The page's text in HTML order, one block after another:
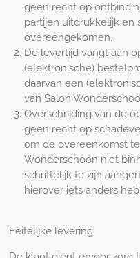
geen recht op
partijen uitdrukkelijk en
overeengekomen.
De levertijd vangt aan
(elektronische)
daarvan een
van Salon
Overschrijding van de
geen recht op
om de overeenkomst
Wonderschoon niet
schriftelijk te zijn
hierover iets anders
Feitelijke levering